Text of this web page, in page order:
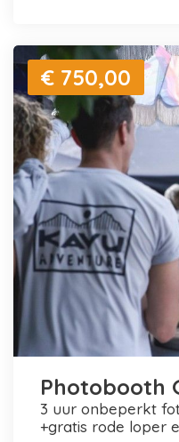
€ 750,00
Photobooth
3 uur onbeperkt foto's maken en printen
+gratis rode loper